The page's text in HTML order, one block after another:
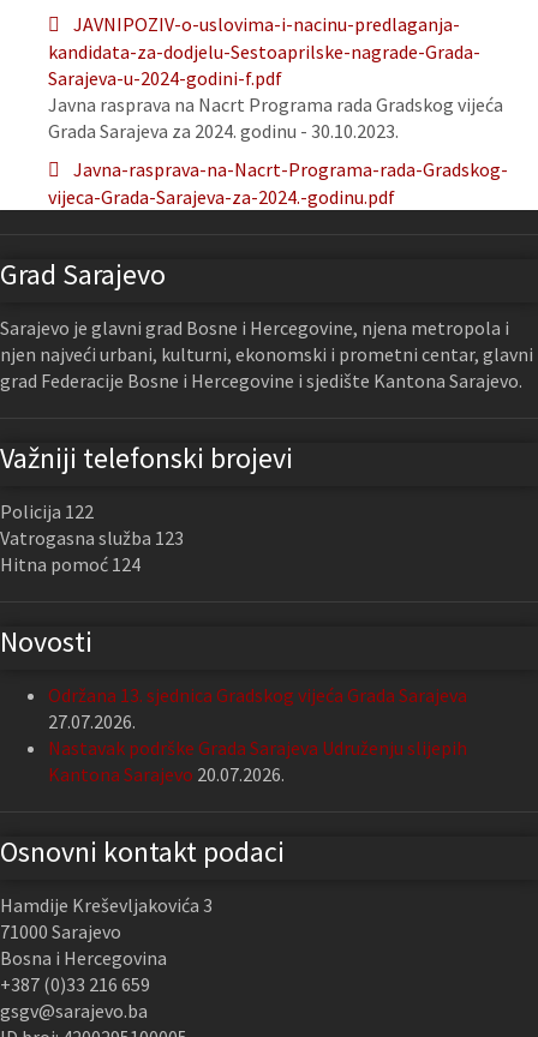
JAVNIPOZIV-o-uslovima-i-nacinu-predlaganja-
kandidata-za-dodjelu-Sestoaprilske-nagrade-Grada-
Sarajeva-u-2024-godini-f.pdf
Javna rasprava na Nacrt Programa rada Gradskog vijeća
Grada Sarajeva za 2024. godinu - 30.10.2023.
Javna-rasprava-na-Nacrt-Programa-rada-Gradskog-
vijeca-Grada-Sarajeva-za-2024.-godinu.pdf
Grad Sarajevo
Sarajevo je glavni grad Bosne i Hercegovine, njena metropola i
njen najveći urbani, kulturni, ekonomski i prometni centar, glavni
grad Federacije Bosne i Hercegovine i sjedište Kantona Sarajevo.
Važniji telefonski brojevi
Policija 122
Vatrogasna služba 123
Hitna pomoć 124
Novosti
Održana 13. sjednica Gradskog vijeća Grada Sarajeva
27.07.2026.
Nastavak podrške Grada Sarajeva Udruženju slijepih
Kantona Sarajevo 20.07.2026.
Osnovni kontakt podaci
Hamdije Kreševljakovića 3
71000 Sarajevo
Bosna i Hercegovina
+387 (0)33 216 659
gsgv@sarajevo.ba